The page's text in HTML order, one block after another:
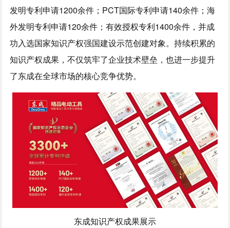
发明专利申请1200余件；PCT国际专利申请140余件；海
外发明专利申请120余件；有效授权专利1400余件，并成
功入选国家知识产权强国建设示范创建对象。持续积累的
知识产权成果，不仅筑牢了企业技术壁垒，也进一步提升
了东成在全球市场的核心竞争优势。
东成知识产权成果展示